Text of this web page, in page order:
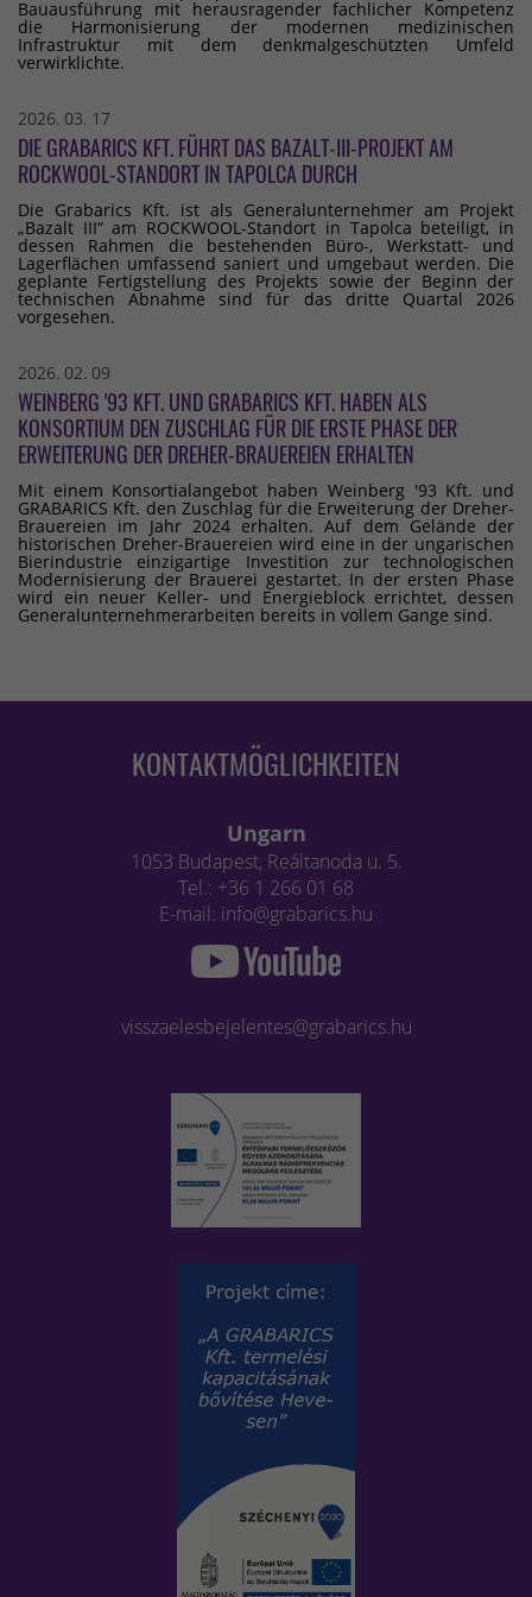
Bauausführung mit herausragender fachlicher Kompetenz
die Harmonisierung der modernen medizinischen
Infrastruktur mit dem denkmalgeschützten Umfeld
verwirklichte.
2026. 03. 17
DIE GRABARICS KFT. FÜHRT DAS BAZALT-III-PROJEKT AM
ROCKWOOL-STANDORT IN TAPOLCA DURCH
Die Grabarics Kft. ist als Generalunternehmer am Projekt
„Bazalt III“ am ROCKWOOL-Standort in Tapolca beteiligt, in
dessen Rahmen die bestehenden Büro-, Werkstatt- und
Lagerflächen umfassend saniert und umgebaut werden. Die
geplante Fertigstellung des Projekts sowie der Beginn der
technischen Abnahme sind für das dritte Quartal 2026
vorgesehen.
2026. 02. 09
WEINBERG '93 KFT. UND GRABARICS KFT. HABEN ALS
KONSORTIUM DEN ZUSCHLAG FÜR DIE ERSTE PHASE DER
ERWEITERUNG DER DREHER-BRAUEREIEN ERHALTEN
Mit einem Konsortialangebot haben Weinberg '93 Kft. und
GRABARICS Kft. den Zuschlag für die Erweiterung der Dreher-
Brauereien im Jahr 2024 erhalten. Auf dem Gelände der
historischen Dreher-Brauereien wird eine in der ungarischen
Bierindustrie einzigartige Investition zur technologischen
Modernisierung der Brauerei gestartet. In der ersten Phase
wird ein neuer Keller- und Energieblock errichtet, dessen
Generalunternehmerarbeiten bereits in vollem Gange sind.
KONTAKTMÖGLICHKEITEN
Ungarn
1053 Budapest, Reáltanoda u. 5.
Tel.: +36 1 266 01 68
E-mail: info@grabarics.hu
visszaelesbejelentes@grabarics.hu